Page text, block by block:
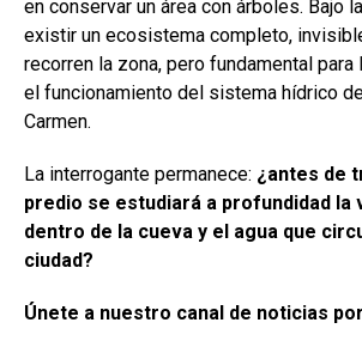
en conservar un área con árboles. Bajo
existir un ecosistema completo,
recorren la zona, pero fundamental
el funcionamiento del sistema hídrico
Carmen.
La interrogante permanece: ¿antes de
predio se estudiará a profundidad la
dentro de la cueva y el agua que
ciudad?
Únete a nuestro canal de noticias